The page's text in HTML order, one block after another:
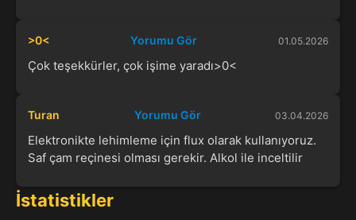
>0< Yorumu Gör 01.05.2026
Çok teşekkürler, çok işime yaradı>0<
Turan Yorumu Gör 03.04.2026
Elektronikte lehimleme için flux olarak kullanıyoruz.
Saf çam reçinesi olması gerekir. Alkol ile inceltilir
İstatistikler